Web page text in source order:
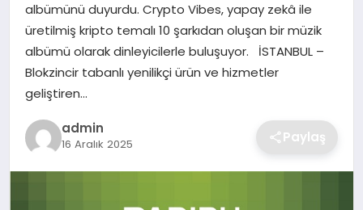
SPOR
TEKNOLOJI
YAŞAM
albümünü duyurdu. Crypto Vibes, yapay zekâ ile
üretilmiş kripto temalı 10 şarkıdan oluşan bir müzik
albümü olarak dinleyicilerle buluşuyor. İSTANBUL –
Blokzincir tabanlı yenilikçi ürün ve hizmetler
geliştiren…
admin
16 Aralık 2025 Paylaş